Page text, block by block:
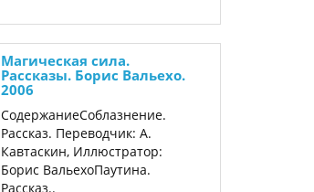
Магическая сила.
Рассказы. Борис Вальехо.
2006
СодержаниеСоблазнение.
Рассказ. Переводчик: А.
Кавтаскин, Иллюстратор:
Борис ВальехоПаутина.
Рассказ..